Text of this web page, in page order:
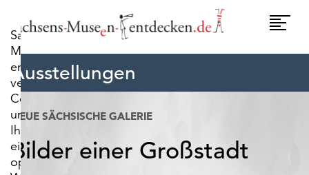
Sachsens-
Museen-
entdecken.de
verwendet
Cookies,
um
Ihnen
ein
optimales
Ausstellungen
NEUE SÄCHSISCHE GALERIE
Bilder einer Großstadt